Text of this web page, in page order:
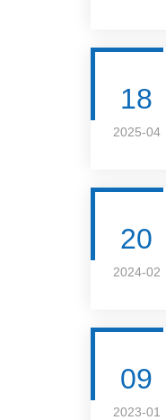
18
2025-04
20
2024-02
09
2023-01